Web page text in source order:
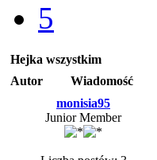
5
Hejka wszystkim
Autor
Wiadomość
monisia95
Junior Member